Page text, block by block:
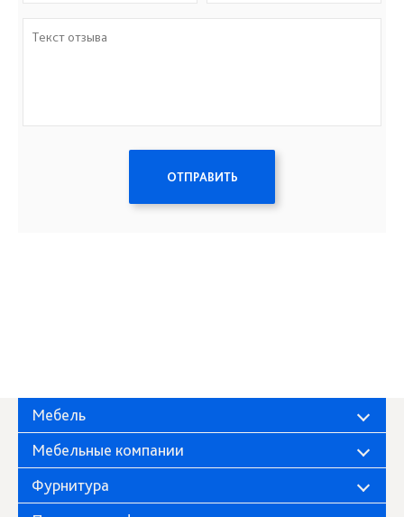
ОТПРАВИТЬ
Мебель
Мебельные компании
Фурнитура